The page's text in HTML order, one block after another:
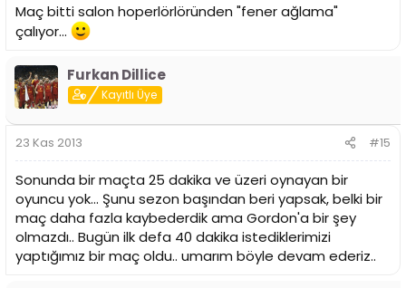
Maç bitti salon hoperlörlöründen "fener ağlama"
çalıyor...
Furkan Dillice
Kayıtlı Üye
23 Kas 2013 #15
Sonunda bir maçta 25 dakika ve üzeri oynayan bir
oyuncu yok... Şunu sezon başından beri yapsak, belki bir
maç daha fazla kaybederdik ama Gordon'a bir şey
olmazdı.. Bugün ilk defa 40 dakika istediklerimizi
yaptığımız bir maç oldu.. umarım böyle devam ederiz..